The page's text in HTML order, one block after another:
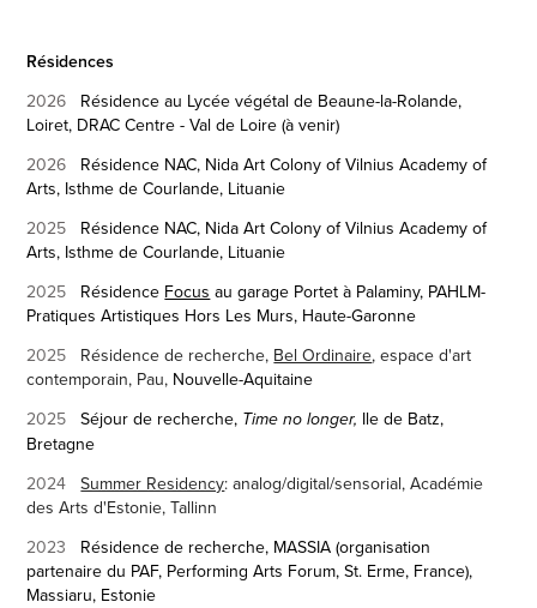
Résidences
2026
Résidence au Lycée végétal de Beaune-la-Rolande,
Loiret, DRAC Centre - Val de Loire (à venir)
2026
Résidence NAC, Nida Art Colony of Vilnius Academy of
Arts, Isthme de Courlande, Lituanie
2025
Résidence NAC, Nida Art Colony of Vilnius Academy of
Arts, Isthme de Courlande, Lituanie
2025
Résidence Focus au garage Portet à Palaminy, PAHLM-
Pratiques Artistiques Hors Les Murs, Haute-Garonne
2025 Résidence de recherche, Bel Ordinaire, espace d'art
contemporain, Pau, Nouvelle-Aquitaine
2025 Séjour de recherche, Time no longer, Ile de Batz,
Bretagne
2024Summer Residency: analog/digital/sensorial, Académie
des Arts d'Estonie, Tallinn
2023 Résidence de recherche, MASSIA (organisation
partenaire du PAF, Performing Arts Forum, St. Erme, France),
Massiaru, Estonie